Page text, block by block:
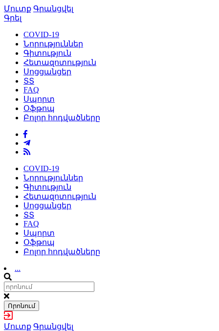
Մուտք Գրանցվել
Գրել
COVID-19
Նորություններ
Գիտություն
Հետազոտություն
Սոցցանցեր
ՏՏ
FAQ
Սպորտ
Օֆթոպ
Բոլոր հոդվածները
COVID-19
Նորություններ
Գիտություն
Հետազոտություն
Սոցցանցեր
ՏՏ
FAQ
Սպորտ
Օֆթոպ
Բոլոր հոդվածները
...
Որոնում
Մուտք Գրանցվել